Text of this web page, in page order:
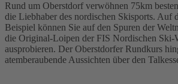
Rund um Oberstdorf verwöhnen 75km
die Liebhaber des nordischen Skisports. Auf
Beispiel können Sie auf den Spuren der
die Original-Loipen der FIS Nordischen Ski-
ausprobieren. Der Oberstdorfer Rundkurs
atemberaubende Aussichten über den